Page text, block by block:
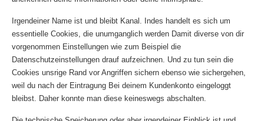
Irgendeiner Name ist und bleibt Kanal. Indes handelt es sich um
essentielle Cookies, die unumganglich werden Damit diverse von dir
vorgenommen Einstellungen wie zum Beispiel die
Datenschutzeinstellungen drauf aufzeichnen. Und zu tun sein die
Cookies unsrige Rand vor Angriffen sichern ebenso wie sichergehen,
weil du nach der Eintragung Bei deinem Kundenkonto eingeloggt
bleibst. Daher konnte man diese keineswegs abschalten.